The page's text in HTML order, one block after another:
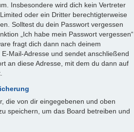
Insbesondere wird dich kein Vertreter
oder ein Dritter berechtigterweise
Solltest du dein Passwort vergessen
„Ich habe mein Passwort vergessen“
fragt dich dann nach deinem
Mail-Adresse und sendet anschließend
an diese Adresse, mit dem du dann auf
die von dir eingegebenen und oben
speichern, um das Board betreiben und